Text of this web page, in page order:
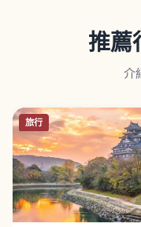
推薦
介
旅行